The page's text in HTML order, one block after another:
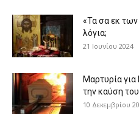
«Τα σα εκ
λόγια;
21 Ιουνίου 2024
Μαρτυρία
την καύση του
10 Δεκεμβρίου